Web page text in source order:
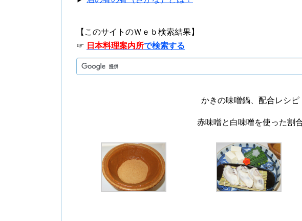
【このサイトのＷｅｂ検索結果】
☞ 日本料理案内所で検索する
かきの味噌鍋、配合レシピ
赤味噌と白味噌を使った割